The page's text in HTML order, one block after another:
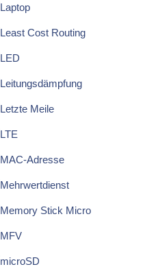
Laptop
Least Cost Routing
LED
Leitungsdämpfung
Letzte Meile
LTE
MAC-Adresse
Mehrwertdienst
Memory Stick Micro
MFV
microSD